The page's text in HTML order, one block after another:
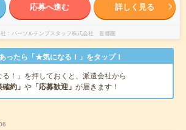
応募へ進む 詳しく見る
パーソルテンプスタッフ株式会社 首都圏
ったら「★気になる！」をタップ！
る！」を押しておくと、派遣会社から
確約」 や 「応募歓迎」 が届きます！